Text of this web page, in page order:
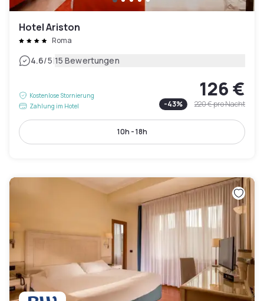
Hotel Ariston
Roma
4.6/5|15 Bewertungen
Kostenlose Stornierung
Zahlung im Hotel
126 €
-43% 220 €pro Nacht
10h - 18h